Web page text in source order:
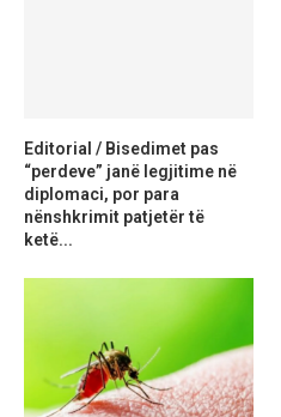
Editorial / Bisedimet pas
“perdeve” janë legjitime në
diplomaci, por para
nënshkrimit patjetër të
ketë...